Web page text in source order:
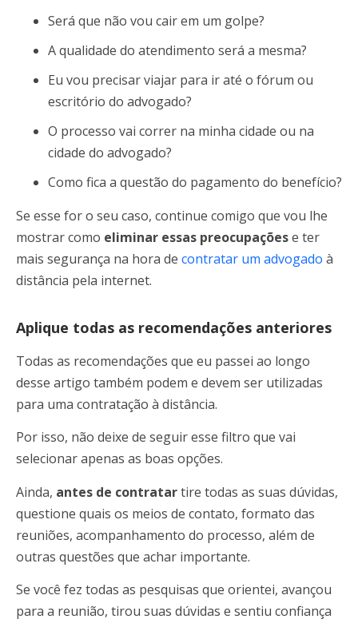
Será que não vou cair em um golpe?
A qualidade do atendimento será a mesma?
Eu vou precisar viajar para ir até o fórum ou
escritório do advogado?
O processo vai correr na minha cidade ou na
cidade do advogado?
Como fica a questão do pagamento do benefício?
Se esse for o seu caso, continue comigo que vou lhe
mostrar como eliminar essas preocupaçõese ter
mais segurança na hora de contratar um advogado à
distância pela internet.
Aplique todas as recomendações anteriores
Todas as recomendações que eu passei ao longo
desse artigo também podem e devem ser utilizadas
para uma contratação à distância.
Por isso, não deixe de seguir esse filtro que vai
selecionar apenas as boas opções.
Ainda, antes de contratartire todas as suas dúvidas,
questione quais os meios de contato, formato das
reuniões, acompanhamento do processo, além de
outras questões que achar importante.
Se você fez todas as pesquisas que orientei, avançou
para a reunião, tirou suas dúvidas e sentiu confiança